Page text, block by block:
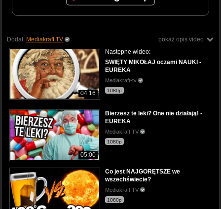
pokaż opis video
Dodał: Mediakraft TV
04:16
Następne wideo:
SWIĘTY MIKOŁAJ oczami NAUKI -
EUREKA
Mediakraft-tv
1080p
05:00
Bierzesz te leki? One nie działają! -
EUREKA
Mediakraft TV
1080p
Co jest NAJGORĘTSZE we
wszechświecie?
Mediakraft TV
1080p